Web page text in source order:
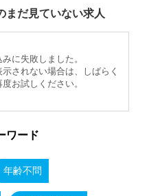
まだ見ていない求人
に失敗しました。
されない場合は、しばらく
お試しください。
ワード
年齢不問